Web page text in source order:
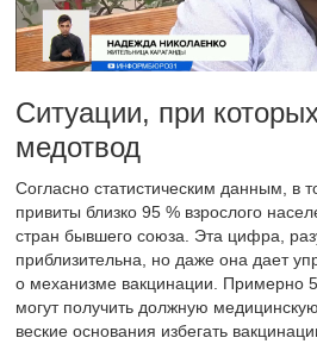
Ситуации, при
медотвод
Согласно статистическим данным, в
привиты близко 95 % взрослого
стран бывшего союза. Эта цифра,
приблизительна, но даже она дает
о механизме вакцинации. Примерно
могут получить должную
веские основания избегать